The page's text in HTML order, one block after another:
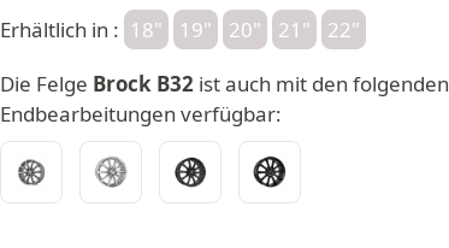
Erhältlich in : 18" 19" 20" 21"
22"
Die Felge Brock B32 ist auch mit den folgenden
Endbearbeitungen verfügbar: